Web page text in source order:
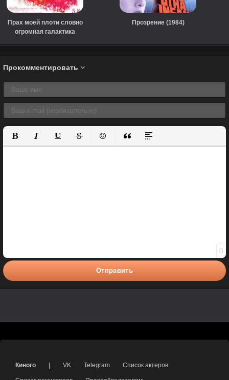
Прах моей плоти словно
огромная галактика
Прозрение (1984)
Прокомментировать
Полужирный
КурсивПодчеркнутый
ЗачеркнутыйВставить смайлик
Вставка цитаты
Вставка спойлера
0
Отправить
Киного VK Telegram Список актеров